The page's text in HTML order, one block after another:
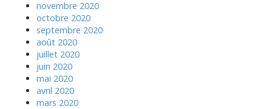
novembre 2020
octobre 2020
septembre 2020
août 2020
juillet 2020
juin 2020
mai 2020
avril 2020
mars 2020